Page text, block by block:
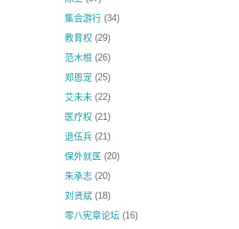
集会游行 (34)
教育权 (29)
范木根 (26)
郑恩宠 (25)
艾未未 (22)
医疗权 (21)
退伍兵 (21)
保外就医 (20)
朱承志 (20)
刘贤斌 (18)
零八宪章论坛 (16)